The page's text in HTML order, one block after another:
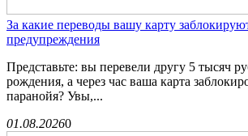
За какие переводы вашу карту
предупреждения
Представьте: вы перевели другу 5 тысяч
рождения, а через час ваша карта
паранойя? Увы,...
01.08.20260